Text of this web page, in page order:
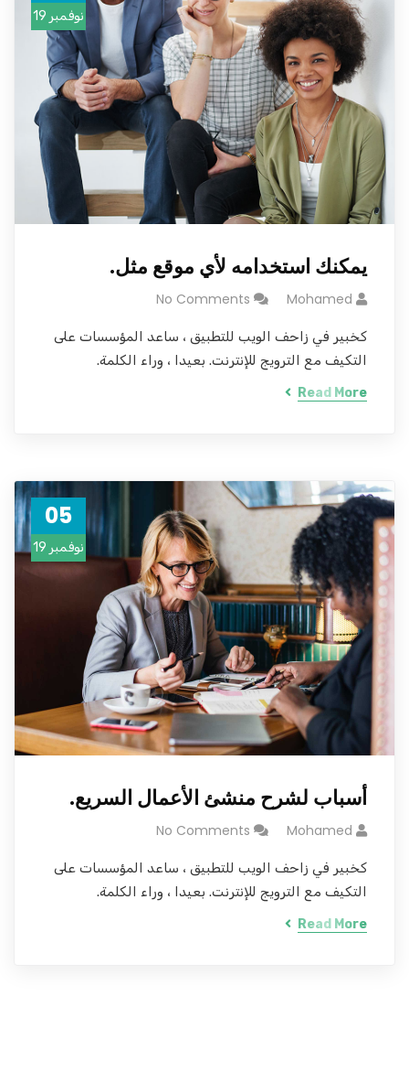
نوفمبر 19
يمكنك استخدامه لأي موقع مثل.
Mohamed
No Comments
كخبير في زاحف الويب للتطبيق ، ساعد المؤسسات على
التكيف مع الترويج للإنترنت. بعيدا ، وراء الكلمة.
Read More
05
نوفمبر 19
أسباب لشرح منشئ الأعمال السريع.
Mohamed
No Comments
كخبير في زاحف الويب للتطبيق ، ساعد المؤسسات على
التكيف مع الترويج للإنترنت. بعيدا ، وراء الكلمة.
Read More